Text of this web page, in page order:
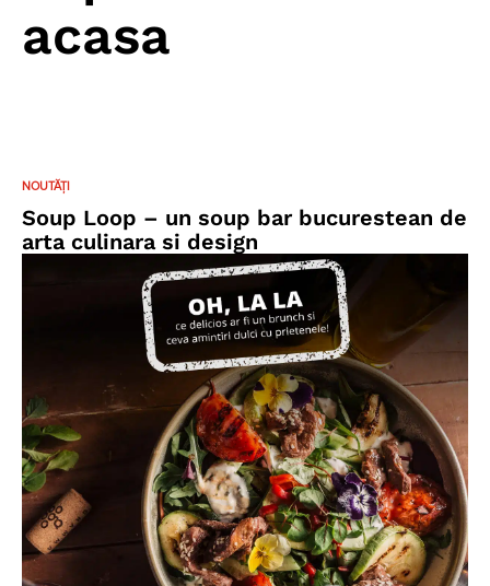
acasa
NOUTĂȚI
Soup Loop – un soup bar bucurestean de
arta culinara si design